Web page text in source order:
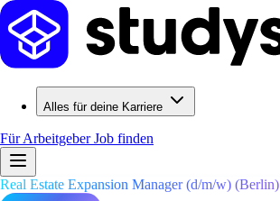
Alles für deine Karriere
Für ArbeitgeberJob finden
Real Estate Expansion Manager (d/m/w) (Berlin)